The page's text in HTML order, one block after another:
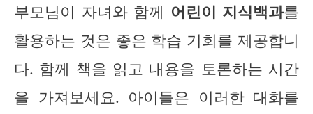
부모님이 자녀와 함께 어린이 지식백과를
활용하는 것은 좋은 학습 기회를 제공합니
다. 함께 책을 읽고 내용을 토론하는 시간
을 가져보세요. 아이들은 이러한 대화를